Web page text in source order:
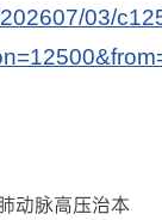
03/
动脉高压治本